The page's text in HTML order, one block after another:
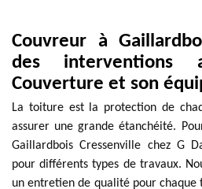
Couvreur à
des interventions
Couverture et son
La toiture est la protection de
assurer une grande étanchéité.
Gaillardbois Cressenville chez G
pour différents types de travaux.
un entretien de qualité pour